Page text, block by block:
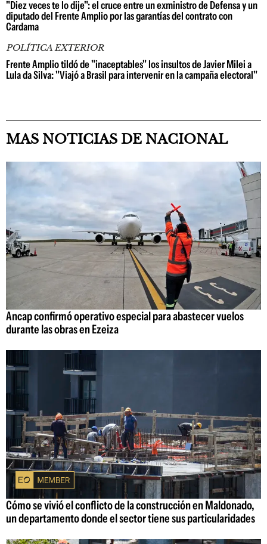
"Diez veces te lo dije": el cruce entre un exministro de Defensa y un
diputado del Frente Amplio por las garantías del contrato con
Cardama
POLÍTICA EXTERIOR
Frente Amplio tildó de "inaceptables" los insultos de Javier Milei a
Lula da Silva: "Viajó a Brasil para intervenir en la campaña electoral"
MAS NOTICIAS DE NACIONAL
Ancap confirmó operativo especial para abastecer vuelos
durante las obras en Ezeiza
Cómo se vivió el conflicto de la construcción en Maldonado,
un departamento donde el sector tiene sus particularidades